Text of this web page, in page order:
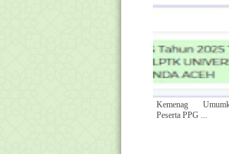
Kemenag
Peserta PPG ...